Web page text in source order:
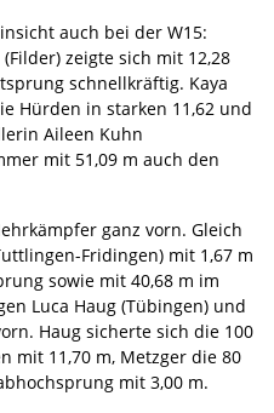
auch bei der W15:
zeigte sich mit 12,28
schnellkräftig. Kaya
Hürden in starken 11,62 und
Aileen Kuhn
mit 51,09 m auch den
ganz vorn. Gleich
Fridingen) mit 1,67 m
sowie mit 40,68 m im
Luca Haug (Tübingen) und
Haug sicherte sich die 100
mit 11,70 m, Metzger die 80
mit 3,00 m.